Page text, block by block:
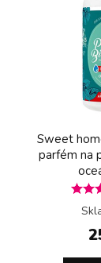
Sweet
parfém na